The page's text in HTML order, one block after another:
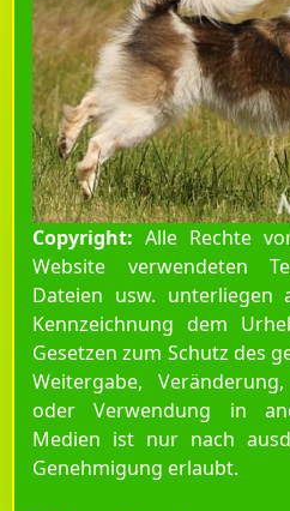
Copyright: Alle Rechte
Website verwendeten
Dateien usw. unterliegen
Kennzeichnung dem
Gesetzen zum Schutz des
Weitergabe,
oder Verwendung in
Medien ist nur nach
Genehmigung erlaubt.